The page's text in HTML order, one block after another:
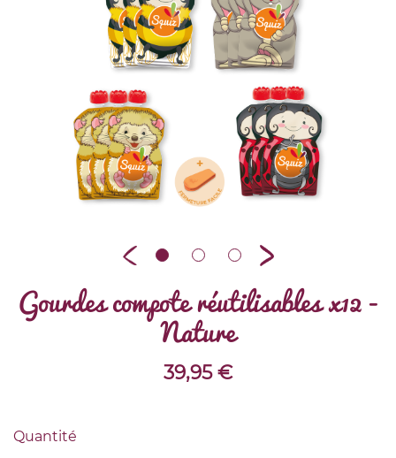
Gourdes compote réutilisables x12 -
Nature
39,95€
Quantité